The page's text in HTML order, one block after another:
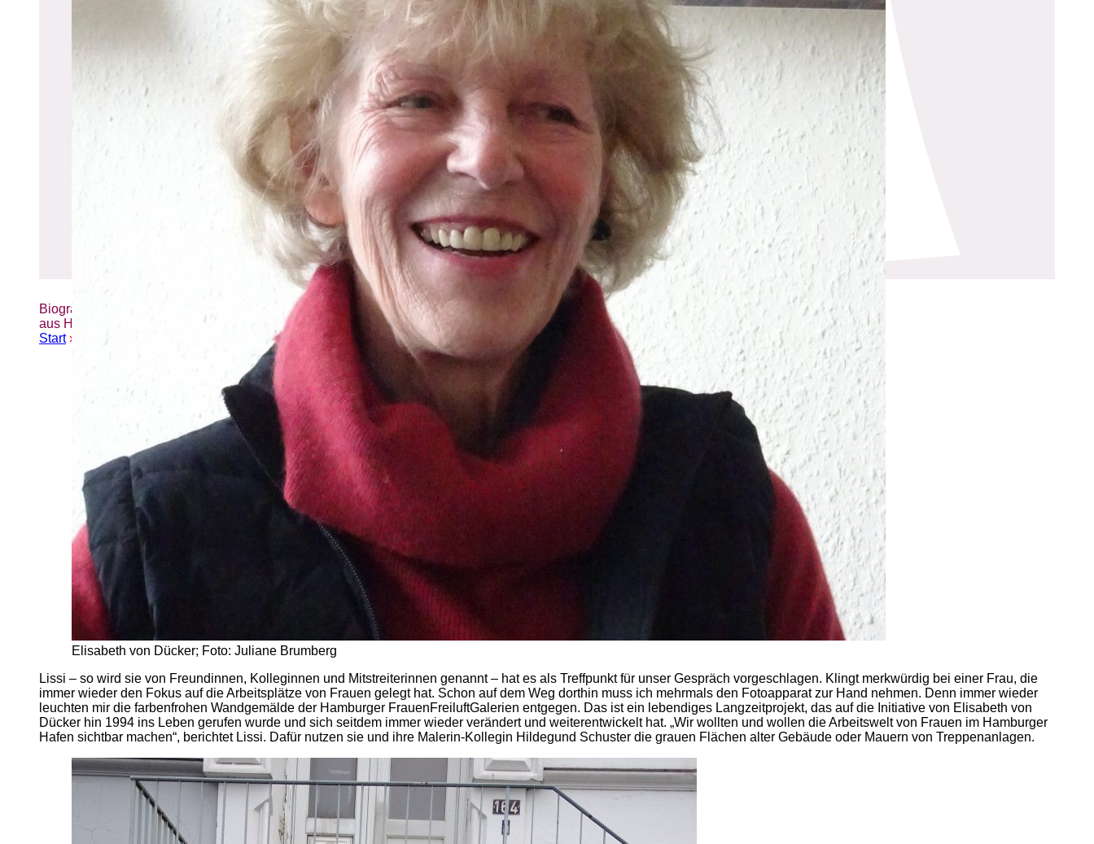
Biografien-Datenbank: Frauen
aus Hamburg
Start» » Elisabeth von Dücker
Elisabeth von Dücker; Foto: Juliane Brumberg
Lissi – so wird sie von Freundinnen, Kolleginnen und Mitstreiterinnen genannt – hat es als Treffpunkt für unser Gespräch vorgeschlagen. Klingt merkwürdig bei einer Frau, die
immer wieder den Fokus auf die Arbeitsplätze von Frauen gelegt hat. Schon auf dem Weg dorthin muss ich mehrmals den Fotoapparat zur Hand nehmen. Denn immer wieder
leuchten mir die farbenfrohen Wandgemälde der Hamburger FrauenFreiluftGalerien entgegen. Das ist ein lebendiges Langzeitprojekt, das auf die Initiative von Elisabeth von
Dücker hin 1994 ins Leben gerufen wurde und sich seitdem immer wieder verändert und weiterentwickelt hat. „Wir wollten und wollen die Arbeitswelt von Frauen im Hamburger
Hafen sichtbar machen“, berichtet Lissi. Dafür nutzen sie und ihre Malerin-Kollegin Hildegund Schuster die grauen Flächen alter Gebäude oder Mauern von Treppenanlagen.